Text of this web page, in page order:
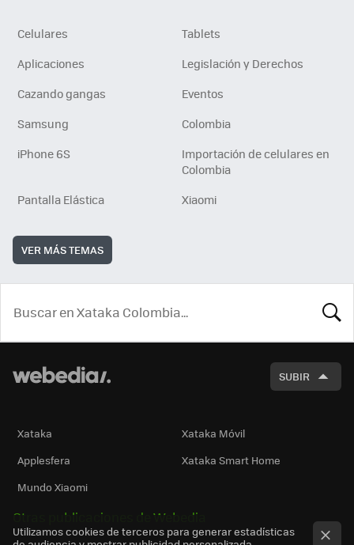
Celulares
Tablets
Aplicaciones
Legislación y Derechos
Cazando gangas
Eventos
Samsung
Colombia
iPhone 6S
Importación de celulares en
Colombia
Pantalla Elástica
Xiaomi
VER MÁS TEMAS
SUBIR
Xataka
Xataka Móvil
Applesfera
Xataka Smart Home
Mundo Xiaomi
Otras publicaciones de Webedia
Utilizamos cookies de terceros para generar estadísticas